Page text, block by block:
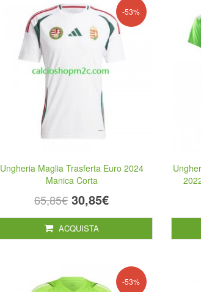
-53%
Ungheria Maglia Trasferta Euro 2024
Manica Corta
65,85€ 30,85€
ACQUISTA
-53%